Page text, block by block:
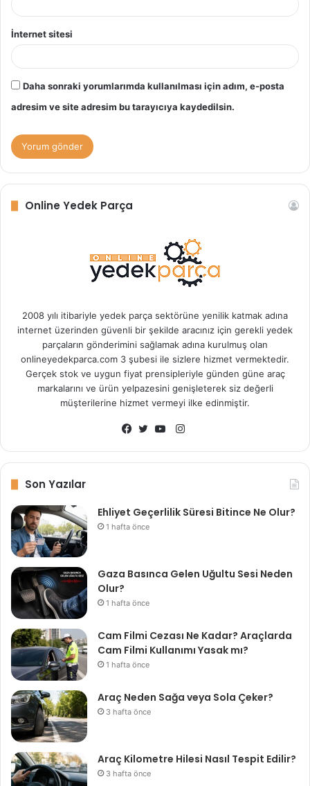
İnternet sitesi
Daha sonraki yorumlarımda kullanılması için adım, e-posta
adresim ve site adresim bu tarayıcıya kaydedilsin.
Online Yedek Parça
2008 yılı itibariyle yedek parça sektörüne yenilik katmak adına
internet üzerinden güvenli bir şekilde aracınız için gerekli yedek
parçaların gönderimini sağlamak adına kurulmuş olan
onlineyedekparca.com 3 şubesi ile sizlere hizmet vermektedir.
Gerçek stok ve uygun fiyat prensipleriyle günden güne araç
markalarını ve ürün yelpazesini genişleterek siz değerli
müşterilerine hizmet vermeyi ilke edinmiştir.
a
b
o
w
t
e
o
u
I
s
g
Son Yazılar
Ehliyet Geçerlilik Süresi Bitince Ne Olur?
1 hafta önce
Gaza Basınca Gelen Uğultu Sesi Neden
Olur?
1 hafta önce
Cam Filmi Cezası Ne Kadar? Araçlarda
Cam Filmi Kullanımı Yasak mı?
1 hafta önce
Araç Neden Sağa veya Sola Çeker?
3 hafta önce
Araç Kilometre Hilesi Nasıl Tespit Edilir?
3 hafta önce